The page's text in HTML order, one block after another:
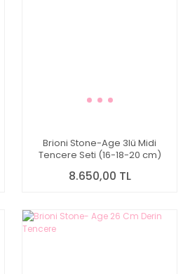
Brioni Stone-Age 3lü Midi
Tencere Seti (16-18-20 cm)
8.650,00 TL